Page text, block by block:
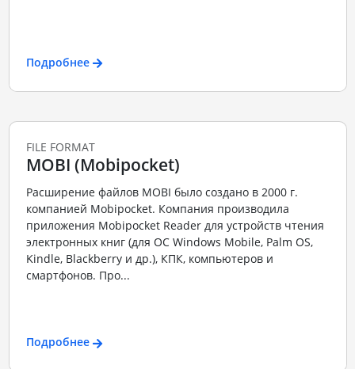
Подробнее
FILE FORMAT
MOBI (Mobipocket)
Расширение файлов MOBI было создано в 2000 г.
компанией Mobipocket. Компания производила
приложения Mobipocket Reader для устройств чтения
электронных книг (для ОС Windows Mobile, Palm OS,
Kindle, Blackberry и др.), КПК, компьютеров и
смартфонов. Про...
Подробнее